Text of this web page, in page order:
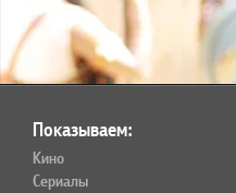
Показываем:
Кино
Сериалы